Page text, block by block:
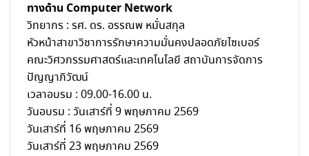
ทางด้าน Computer Network
วิทยากร : รศ. ดร. อรรณพ หมั่นสกุล
หัวหน้าสาขาวิชาการรักษาความมั่นคงปลอดภัยไซเบอร์
คณะวิศวกรรมศาสตร์และเทคโนโลยี สถาบันการจัดการ
ปัญญาภิวัฒน์
เวลาอบรม : 09.00-16.00 น.
วันอบรม : วันเสาร์ที่ 9 พฤษภาคม 2569
วันเสาร์ที่ 16 พฤษภาคม 2569
วันเสาร์ที่ 23 พฤษภาคม 2569